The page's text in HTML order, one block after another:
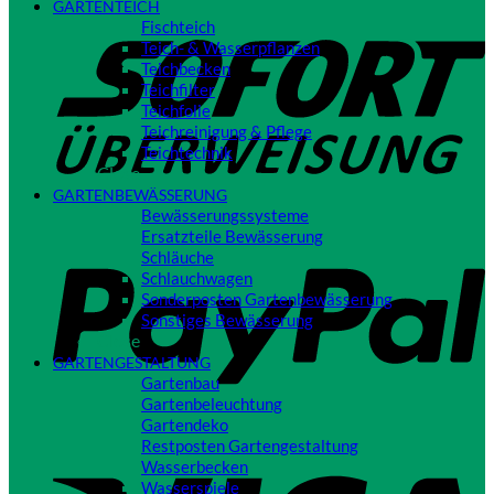
GARTENTEICH
Fischteich
Teich- & Wasserpflanzen
Teichbecken
Teichfilter
Teichfolie
Teichreinigung & Pflege
Teichtechnik
Close
GARTENBEWÄSSERUNG
Bewässerungssysteme
Ersatzteile Bewässerung
Schläuche
Schlauchwagen
Sonderposten Gartenbewässerung
Sonstiges Bewässerung
Close
GARTENGESTALTUNG
Gartenbau
Gartenbeleuchtung
Gartendeko
Restposten Gartengestaltung
Wasserbecken
Wasserspiele